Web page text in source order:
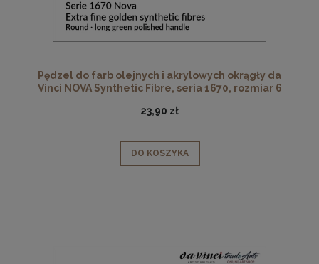
Pędzel do farb olejnych i akrylowych okrągły da
Vinci NOVA Synthetic Fibre, seria 1670, rozmiar 6
23,90 zł
DO KOSZYKA